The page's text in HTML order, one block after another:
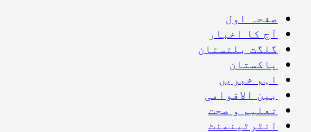
صفحہ اول
آج کا اخبار
گلگت بلتستان
پاکستان
اہم خبریں
بین الاقوامی
تعلیم و صحت
انٹرٹینمنٹ